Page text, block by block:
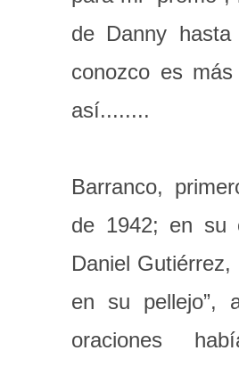
de Danny
conozco es
así........
Barranco,
de 1942; en su
Daniel Gutiérrez,
en su pellejo”,
oraciones